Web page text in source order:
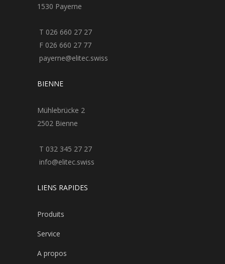
1530 Payerne
T 026 660 27 27
F 026 660 27 77
payerne@elitec.swiss
BIENNE
Mühlebrücke 2
2502 Bienne
T 032 345 27 27
info@elitec.swiss
LIENS RAPIDES
Produits
Service
A propos